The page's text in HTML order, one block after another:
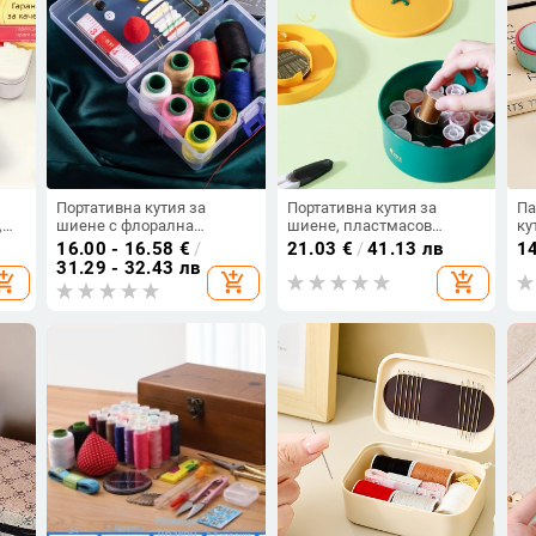
Портативна кутия за
шиене с флорална
коприна, прост стил
16.00 - 16.58 € /
31.29 - 32.43 лв
add_shopping_cart
Портативна кутия за
шиене, пластмасов
комплект за шиене —
пасторален и японски
стил
21.03 € /41.13 лв
add_shopping_cart